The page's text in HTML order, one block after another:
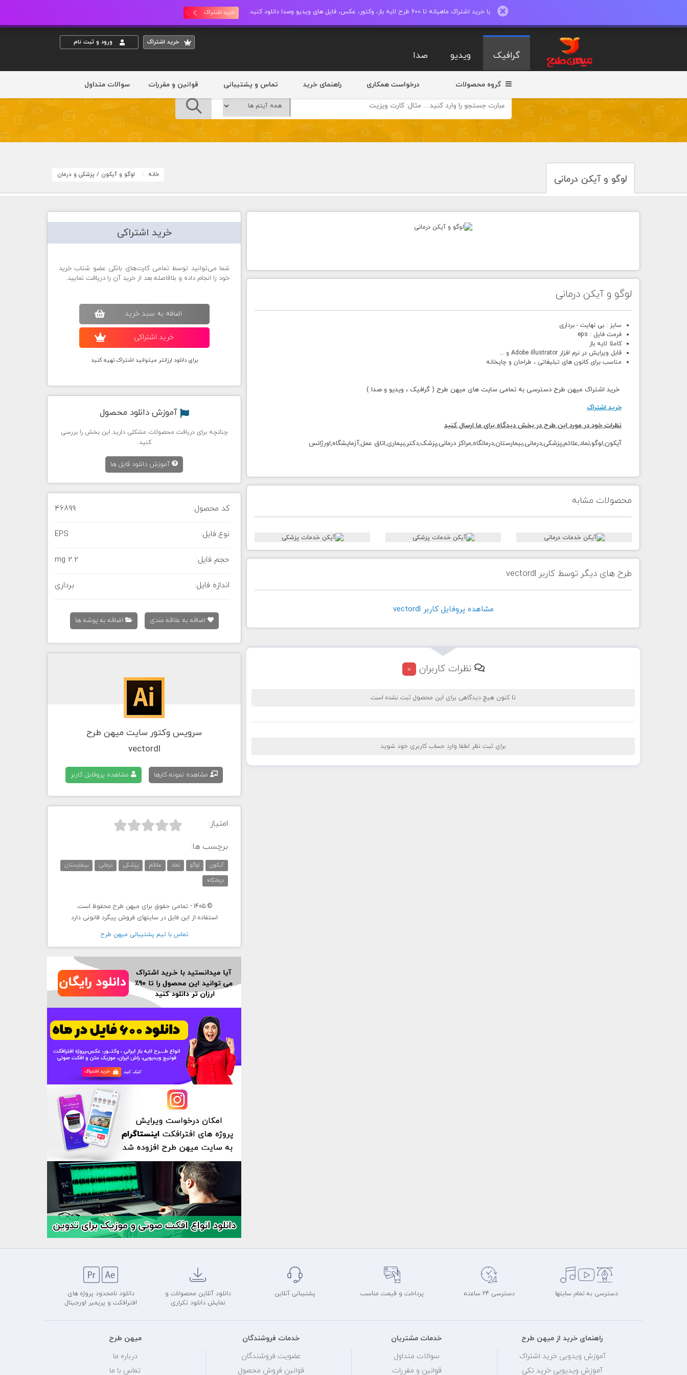
با خرید اشتراک ماهیانه تا 600 طرح لایه باز، وکتور، عکس، فایل های ویدیو وصدا دانلود کنید. خرید اشتراک
خريد اشتراک ورود و ثبت نام
گرافیک ویدیو صدا
گروه محصولات درخواست همکاری راهنمای خرید تماس و پشتیبانی قوانین و مقررات سوالات متداول
لوگو و آیکن درمانی خانه لوگو و آیکون / پزشکی و درمان
لوگو و آیکن درمانی
سایز : بی نهایت - برداری
فرمت فایل : eps
کاملا لایه باز
قابل ویرایش در نرم افزار Adobe illustrator و ...
مناسب برای کانون های تبلیغاتی ، طراحان و چاپخانه
خرید اشتراک میهن طرح دسترسی به تمامی سایت های میهن طرح ( گرافیک ، ویدیو و صدا )
خرید اشتراک
نظرات خود در مورد این طرح در بخش دیدگاه برای ما ارسال کنید
آیکون,لوگو,نماد,علائم,پزشکی,درمانی,بیمارستان,درمانگاه,مراکز درمانی,پزشک,دکتر,بیماری,اتاق عمل,آزمایشگاه,اورژانس
محصولات مشابه
طرح های دیگر توسط کاربر vectordl
مشاهده پروفايل کاربر vectordl
نظرات کاربران 0
تا کنون هیچ دیدگاهی برای این محصول ثبت نشده است
برای ثبت نظر لطفا وارد حساب کاربری خود شوید
خرید اشتراکی
شما می‌توانید توسط تمامی کارت‌های بانکی عضو شتاب خرید
خود را انجام داده و بلافاصله بعد از خرید آن را دریافت نمایید.
اضافه به سبد خريد
خريد اشتراکی
برای دانلود ارزانتر میتوانید اشتراک تهیه کنید
آموزش دانلود محصول
چنانچه برای دریافت محصولات مشکلی دارید این بخش را بررسی
کنید.
آموزش دانلود فایل ها
کد محصول: 46899
نوع فایل: EPS
حجم فایل: 2.2 mg
اندازه فایل: برداری
اضافه به علاقه مندی اضافه به پوشه ها
سرویس وکتور سایت میهن طرح
vectordl
مشاهده نمونه کارها مشاهده پروفایل کاربر
امتیاز: 


برچسب ها:
آیکون لوگو نماد علائم پزشکی درمانی
بیمارستان
درمانگاه
© 1405 - تمامی حقوق برای میهن طرح محفوظ است.
استفاده از این فایل در سایتهای فروش پیگرد قانونی دارد
تماس با تيم پشتيبانی ميهن طرح
دسترسی به تمام سایتها دسترسی 24 ساعته پرداخت و قیمت مناسب پشتیبانی آنلاین
دانلود آنلاین محصولات و
نمایش دانلود تکراری
دانلود نامحدود پروژه های
افترافکت و پریمیر اورجینال
راهنمای خرید از میهن طرح
آموزش ویدویی خرید اشتراک
آموزش ویدیویی خرید تکی
خدمات مشتریان
سوالات متداول
قوانین و مقررات
خدمات فروشندگان
عضویت فروشندگان
قوانین فروش محصول
میهن طرح
درباره ما
تماس با ما